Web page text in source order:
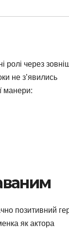
ролі через
не з’явились
манери:
позитивний
як актора